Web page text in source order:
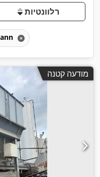
רלוונטיות
מודעה קטנה